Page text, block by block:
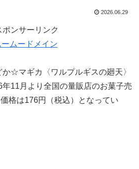
2026.06.29
ポンサーリンク
ームードメイン
か☆マギカ〈ワルプルギスの廻天〉
11月より全国の量販店のお菓子売
格は176円（税込）となってい